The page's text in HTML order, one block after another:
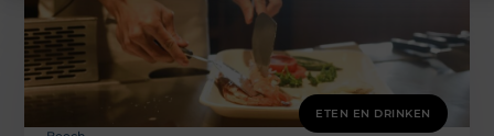
ETEN EN DRINKEN